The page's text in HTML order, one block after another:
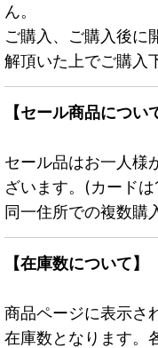
ん。
ご購入、ご購入後に
解頂いた上でご購入
【セール商品につい
セール品はお一人様
ざいます。(カード
同一住所での複数購
【在庫数について】
商品ページに表示さ
在庫数となります。